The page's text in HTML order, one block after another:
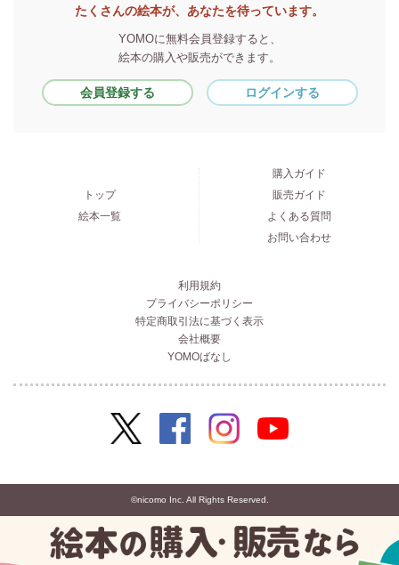
たくさんの絵本が、あなたを待っています。
YOMOに無料会員登録すると、
絵本の購入や販売ができます。
会員登録する ログインする
トップ
絵本一覧
購入ガイド
販売ガイド
よくある質問
お問い合わせ
利用規約
プライバシーポリシー
特定商取引法に基づく表示
会社概要
YOMOばなし
©nicomo Inc. All Rights Reserved.